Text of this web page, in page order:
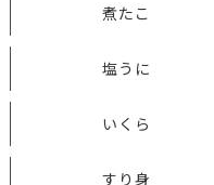
煮たこ
塩うに
いくら
すり身